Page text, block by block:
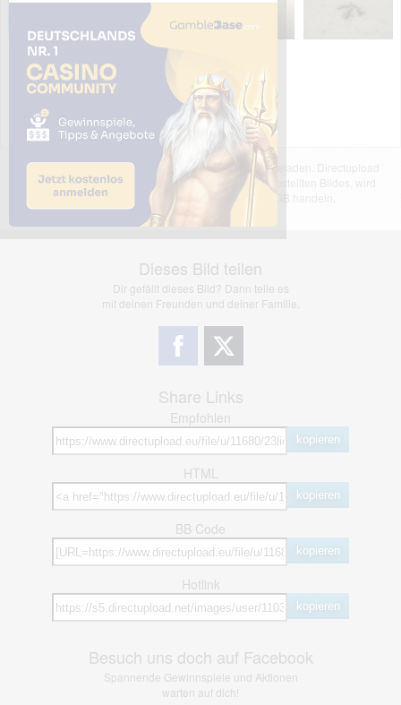
Das dargestellte Bild wurde von einem Nutzer hochgeladen. Directupload
übernimmt keinerlei Haftung für den Inhalt des dargestellten Bildes, wird
jedoch bei Verstößen nach §2(3) unserer AGB handeln.
Dieses Bild teilen
Dir gefällt dieses Bild? Dann teile es
mit deinen Freunden und deiner Familie.
Share Links
Empfohlen
kopieren
HTML
kopieren
BB Code
kopieren
Hotlink
kopieren
Besuch uns doch auf Facebook
Spannende Gewinnspiele und Aktionen
warten auf dich!